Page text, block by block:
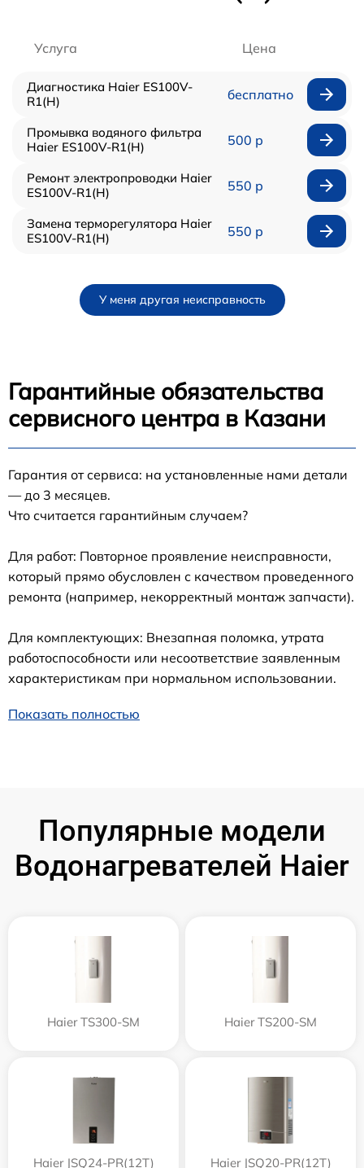
Услуга Цена
Диагностика Haier ES100V-
R1(H)
бесплатно
Промывка водяного фильтра
Haier ES100V-R1(H)
500 р
Ремонт электропроводки Haier
ES100V-R1(H)
550 р
Замена терморегулятора Haier
ES100V-R1(H)
550 р
У меня другая неисправность
Гарантийные обязательства
сервисного центра в Казани
Гарантия от сервиса: на установленные нами детали
— до 3 месяцев.
Что считается гарантийным случаем?
Для работ: Повторное проявление неисправности,
который прямо обусловлен с качеством проведенного
ремонта (например, некорректный монтаж запчасти).
Для комплектующих: Внезапная поломка, утрата
работоспособности или несоответствие заявленным
характеристикам при нормальном использовании.
Показать полностью
Популярные модели
Водонагревателей Haier
Haier TS300-SM Haier TS200-SM
Haier JSQ24-PR(12T) Haier JSQ20-PR(12T)